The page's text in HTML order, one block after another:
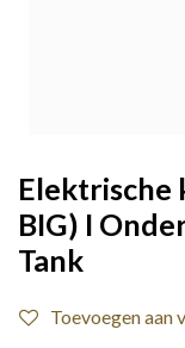
Elektrische
BIG) I
Tank
Toevoegen aan